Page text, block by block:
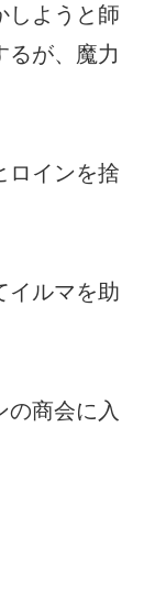
しようと師
るが、魔力
ロインを捨
イルマを助
の商会に入